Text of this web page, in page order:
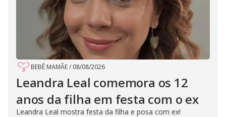
BEBÊ MAMÃE/ 08/08/2026
Leandra Leal comemora os 12
anos da filha em festa com o ex
Leandra Leal mostra festa da filha e posa com ex!